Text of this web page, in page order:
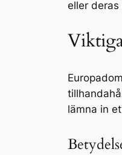
eller
lämna in